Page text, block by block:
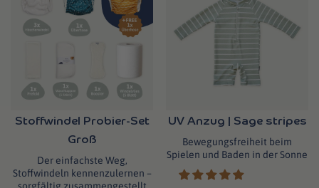
Stoffwindel Probier-Set
Groß
Der einfachste Weg,
Stoffwindeln kennenzulernen –
sorgfältig zusammengestellt
UV Anzug | Sage stripes
Bewegungsfreiheit beim
Spielen und Baden in der Sonne